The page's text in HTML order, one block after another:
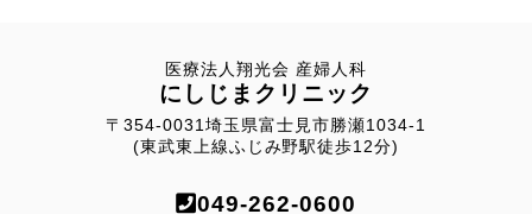
医療法人翔光会 産婦人科
にしじまクリニック
〒354-0031埼玉県富士見市勝瀬1034-1
(東武東上線ふじみ野駅徒歩12分)
049-262-0600